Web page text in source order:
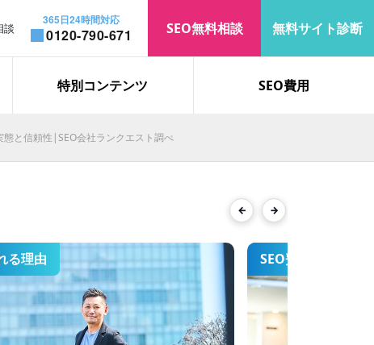
談
365日24時間対応
0120-790-671 SEO無料相談 無料サイト診断
特別コンテンツ SEO費用
「遮熱」で上位表示を獲得｜検
索表示回数・オーガニック流入
「ロブロックス 制作会社」で検
索2位を獲得した、SEO対策の
事例
と信頼性|SEO会社ランクエスト調べ
Previous
る理由 SEO費用
Next